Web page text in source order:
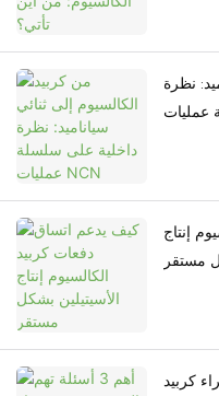
نظرة
إنتاج
مستقر
كربيد